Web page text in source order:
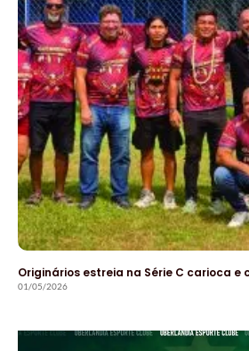
Originários estreia na Série C carioca e
01/05/2026